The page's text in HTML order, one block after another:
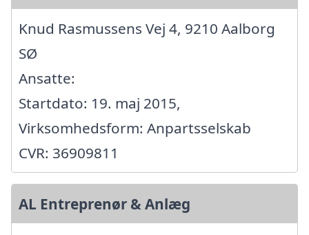
Knud Rasmussens Vej 4, 9210 Aalborg
SØ
Ansatte:
Startdato: 19. maj 2015,
Virksomhedsform: Anpartsselskab
CVR: 36909811
AL Entreprenør & Anlæg